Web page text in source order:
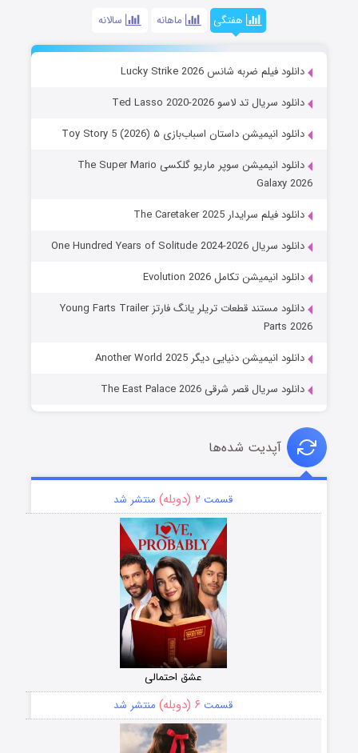
هفتگی ماهانه سالانه
دانلود فیلم ضربه شانس Lucky Strike 2026
دانلود سریال تد لاسو Ted Lasso 2020-2026
دانلود انیمیشن داستان اسباب‌بازی ۵ Toy Story 5 (2026)
دانلود انیمیشن سوپر ماریو گلکسی The Super Mario
Galaxy 2026
دانلود فیلم سرایدار The Caretaker 2025
دانلود سریال One Hundred Years of Solitude 2024-2026
دانلود انیمیشن تکامل Evolution 2026
دانلود مستند قطعات تریلر یانگ فارتز Young Farts Trailer
Parts 2026
دانلود انیمیشن دنیایی دیگر Another World 2025
دانلود سریال قصر شرقی The East Palace 2026
آپدیت شده‌ها
قسمت ۲ (دوبله) منتشر شد
عشق احتمالی
قسمت ۶ (دوبله) منتشر شد